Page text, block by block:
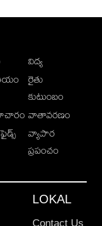
విద్య
రైతు
కుటుంబం
వాతావరణం
వ్యాపార
ప్రపంచం
LOKAL
Contact Us